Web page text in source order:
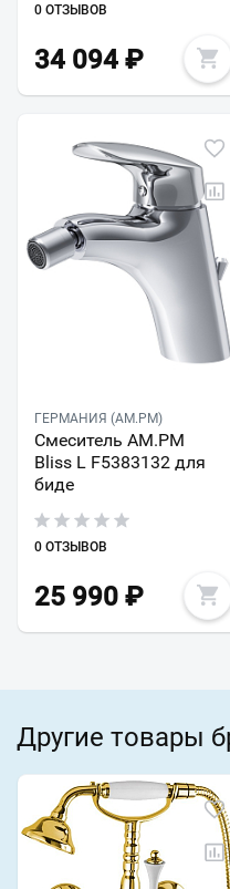
0 ОТЗЫВОВ
34 094 ₽
ГЕРМАНИЯ (AM.PM)
Смеситель AM.PM
Bliss L F5383132 для
биде
0 ОТЗЫВОВ
25 990 ₽
Другие товары